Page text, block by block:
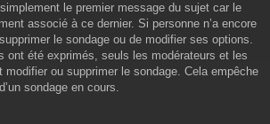
le premier message du sujet car le
associé à ce dernier. Si personne n’a encore
le sondage ou de modifier ses options.
ont été exprimés, seuls les modérateurs et les
modifier ou supprimer le sondage. Cela empêche
sondage en cours.